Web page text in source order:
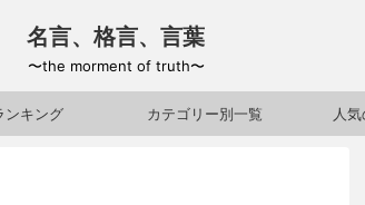
名言、格言、言葉
〜the morment of truth〜
ンキング カテゴリー別一覧 人